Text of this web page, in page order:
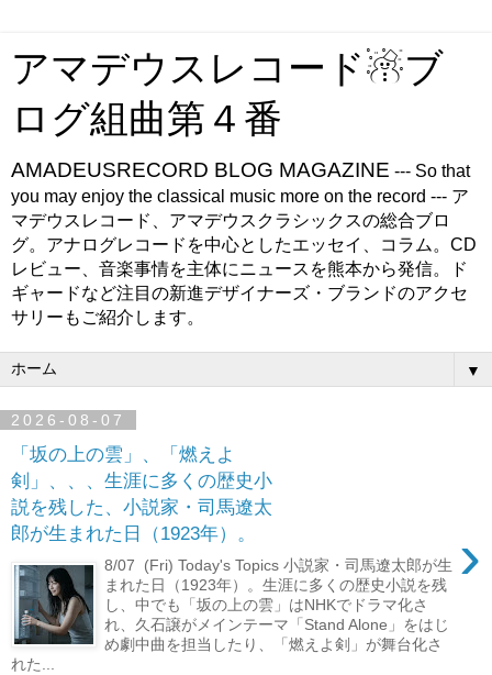
アマデウスレコード☃ブ
ログ組曲第４番
AMADEUSRECORD BLOG MAGAZINE --- So that
you may enjoy the classical music more on the record --- ア
マデウスレコード、アマデウスクラシックスの総合ブロ
グ。アナログレコードを中心としたエッセイ、コラム。CD
レビュー、音楽事情を主体にニュースを熊本から発信。ド
ギャードなど注目の新進デザイナーズ・ブランドのアクセ
サリーもご紹介します。
▼
2026-08-07
「坂の上の雲」、「燃えよ
剣」、、、生涯に多くの歴史小
説を残した、小説家・司馬遼太
郎が生まれた日（1923年）。
›
8/07 (Fri) Today's Topics 小説家・司馬遼太郎が生
まれた日（1923年）。生涯に多くの歴史小説を残
し、中でも「坂の上の雲」はNHKでドラマ化さ
れ、久石譲がメインテーマ「Stand Alone」をはじ
め劇中曲を担当したり、「燃えよ剣」が舞台化さ
れた...